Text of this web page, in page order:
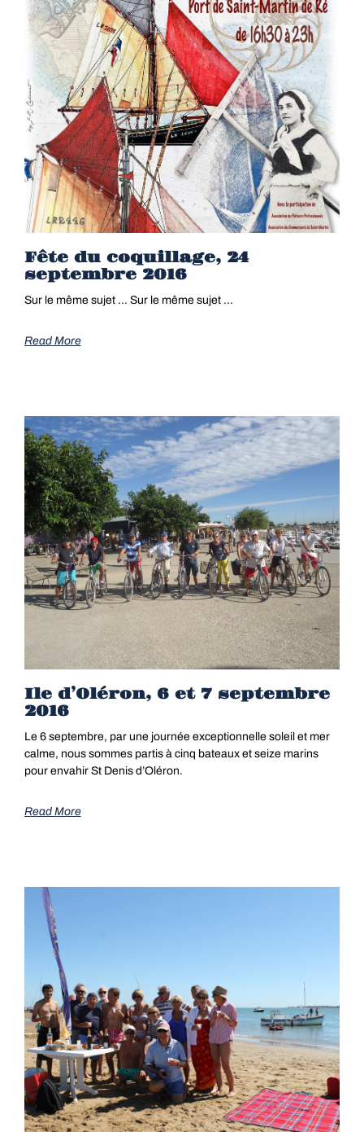
Fête du coquillage, 24
septembre 2016
Sur le même sujet … Sur le même sujet …
Read More
Ile d’Oléron, 6 et 7 septembre
2016
Le 6 septembre, par une journée exceptionnelle soleil et mer
calme, nous sommes partis à cinq bateaux et seize marins
pour envahir St Denis d’Oléron.
Read More